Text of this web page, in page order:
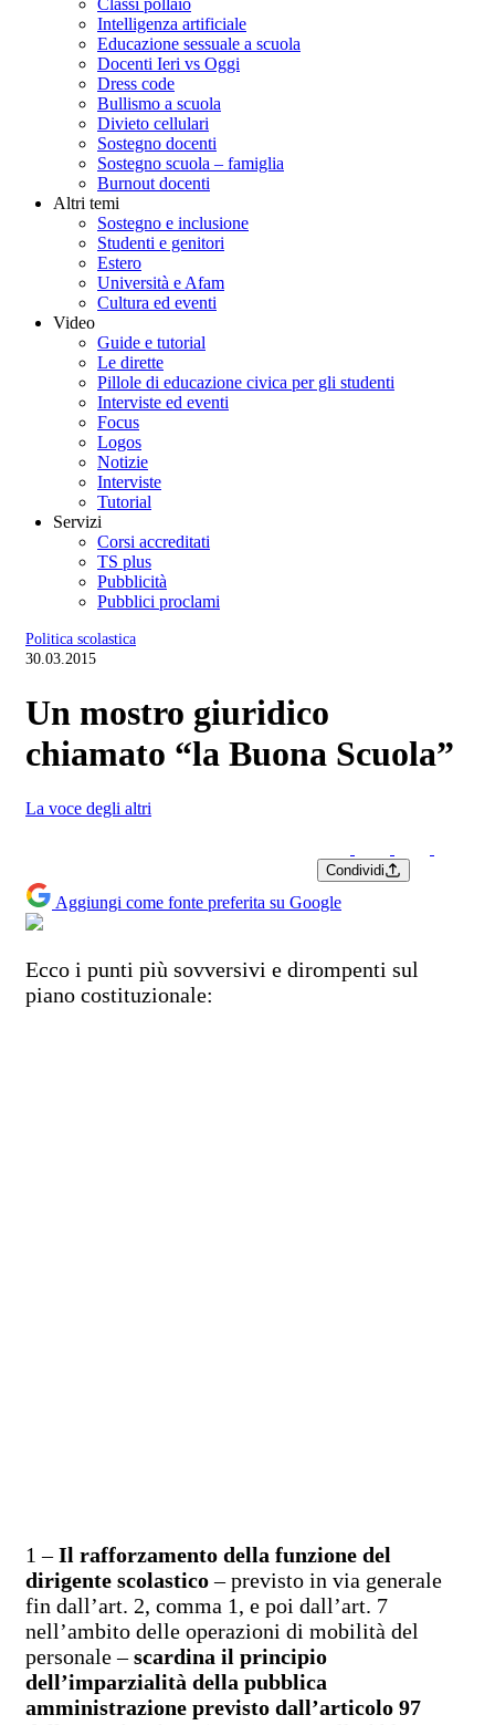
Classi pollaio
Intelligenza artificiale
Educazione sessuale a scuola
Docenti Ieri vs Oggi
Dress code
Bullismo a scuola
Divieto cellulari
Sostegno docenti
Sostegno scuola – famiglia
Burnout docenti
Altri temi
Sostegno e inclusione
Studenti e genitori
Estero
Università e Afam
Cultura ed eventi
Video
Guide e tutorial
Le dirette
Pillole di educazione civica per gli studenti
Interviste ed eventi
Focus
Logos
Notizie
Interviste
Tutorial
Servizi
Corsi accreditati
TS plus
Pubblicità
Pubblici proclami
Politica scolastica
30.03.2015
Un mostro giuridico
chiamato “la Buona Scuola”
La voce degli altri
Condividi
Aggiungi come fonte preferita su Google
Ecco i punti più sovversivi e dirompenti sul
piano costituzionale:
1 –Il rafforzamento della funzione del
dirigente scolastico– previsto in via generale
fin dall’art. 2, comma 1, e poi dall’art. 7
nell’ambito delle operazioni di mobilità del
personale –scardina il principio
dell’imparzialità della pubblica
amministrazione previsto dall’articolo 97